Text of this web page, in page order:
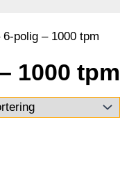
polig – 1000 tpm
1000 tpm